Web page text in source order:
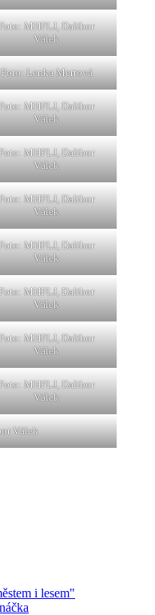
MHFLJ, Dalibor
Válek
Foto: Lenka Mertová
MHFLJ, Dalibor
Válek
MHFLJ, Dalibor
Válek
MHFLJ, Dalibor
Válek
MHFLJ, Dalibor
Válek
MHFLJ, Dalibor
Válek
MHFLJ, Dalibor
Válek
MHFLJ, Dalibor
Válek
Válek
i lesem"